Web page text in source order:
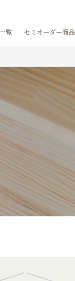
覧 セミオーダー商品